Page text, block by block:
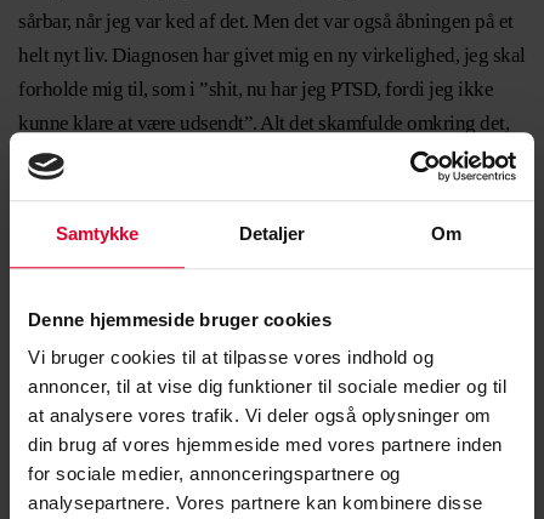
Samtykke Detaljer Om
Denne hjemmeside bruger cookies
Vi bruger cookies til at tilpasse vores indhold og
annoncer, til at vise dig funktioner til sociale medier og til
at analysere vores trafik. Vi deler også oplysninger om
din brug af vores hjemmeside med vores partnere inden
for sociale medier, annonceringspartnere og
analysepartnere. Vores partnere kan kombinere disse
sårbar, når jeg var ked af det. Men det var også åbningen på et
helt nyt liv. Diagnosen har givet mig en ny virkelighed, jeg skal
forholde mig til, som i ”shit, nu har jeg PTSD, fordi jeg ikke
kunne klare at være udsendt”. Alt det skamfulde omkring det,
men samtidig også kunne sænke skuldrene og acceptere, at nu